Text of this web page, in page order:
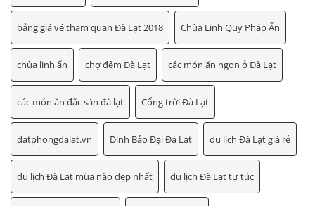
bảng giá vé tham quan Đà Lạt 2018 Chùa Linh Quy Pháp Ấn
chùa linh ẩn chợ đêm Đà Lạt các món ăn ngon ở Đà Lạt
các món ăn đặc sản đà lạt Cổng trời Đà Lạt
datphongdalat.vn Dinh Bảo Đại Đà Lạt du lịch Đà Lạt giá rẻ
du lịch Đà Lạt mùa nào đẹp nhất du lịch Đà Lạt tự túc